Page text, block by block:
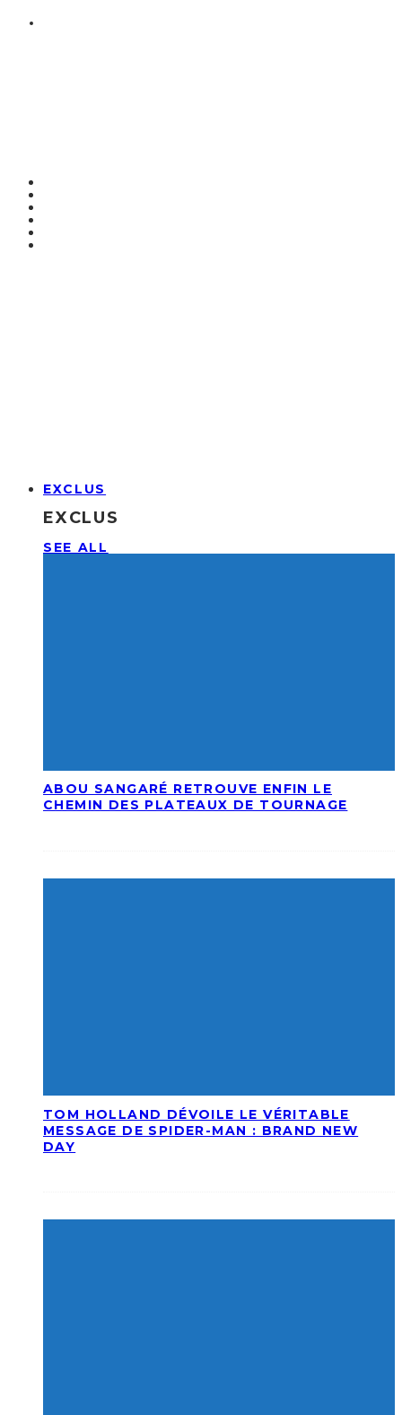
EXCLUS
EXCLUS
SEE ALL
ABOU SANGARÉ RETROUVE ENFIN LE
CHEMIN DES PLATEAUX DE TOURNAGE
TOM HOLLAND DÉVOILE LE VÉRITABLE
MESSAGE DE SPIDER-MAN : BRAND NEW
DAY